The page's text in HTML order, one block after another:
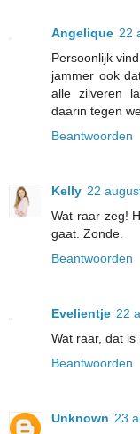
Angelique 22
Persoonlijk
jammer ook
alle zilveren
daarin tegen
Beantwoorden
Kelly 22
Wat raar zeg!
gaat. Zonde.
Beantwoorden
Evelientje 22
Wat raar, dat is
Beantwoorden
Unknown 23